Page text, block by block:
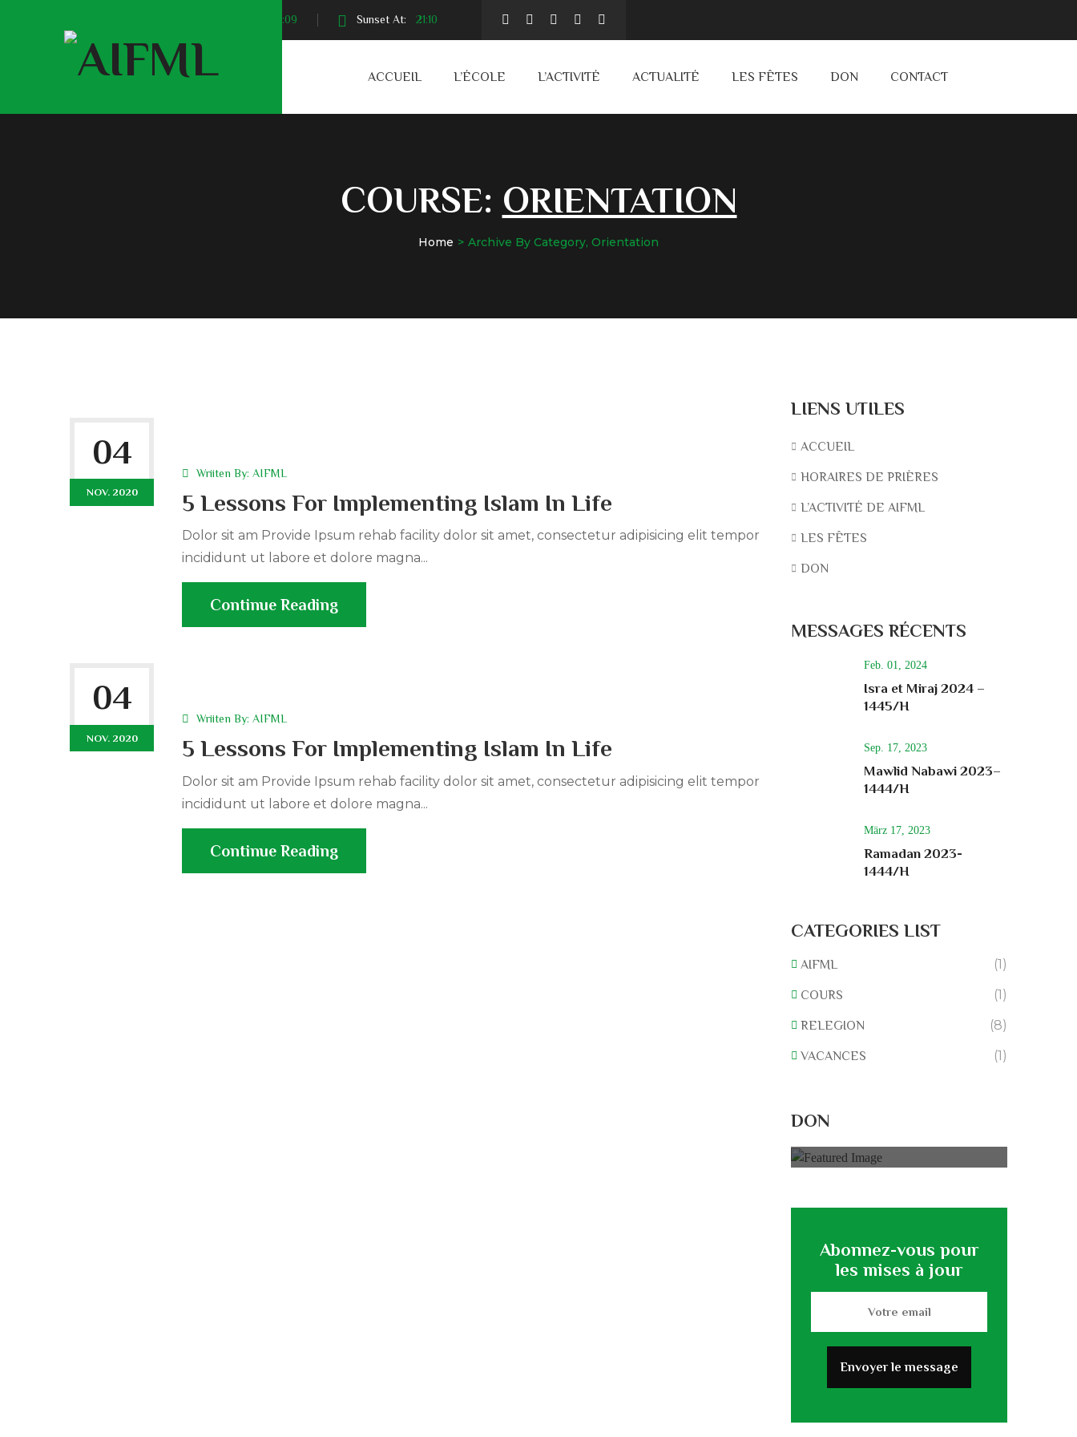
04:09 Sunset At: 21:10
ACCUEIL L’ÉCOLE L’ACTIVITÉ ACTUALITÉ LES FÊTES DON CONTACT
COURSE: ORIENTATION
Home Archive By Category, Orientation
04
NOV. 2020
Wriiten By: AIFML
5 Lessons For Implementing Islam In Life
Dolor sit am Provide Ipsum rehab facility dolor sit amet, consectetur adipisicing elit tempor
incididunt ut labore et dolore magna...
Continue Reading
04
NOV. 2020
Wriiten By: AIFML
5 Lessons For Implementing Islam In Life
Dolor sit am Provide Ipsum rehab facility dolor sit amet, consectetur adipisicing elit tempor
incididunt ut labore et dolore magna...
Continue Reading
LIENS UTILES
ACCUEIL
HORAIRES DE PRIÈRES
L’ACTIVITÉ DE AIFML
LES FÊTES
DON
MESSAGES RÉCENTS
Feb. 01, 2024
Isra et Miraj 2024 –
1445/H
Sep. 17, 2023
Mawlid Nabawi 2023–
1444/H
März 17, 2023
Ramadan 2023-
1444/H
CATEGORIES LIST
AIFML (1)
COURS (1)
RELEGION (8)
VACANCES (1)
DON
Abonnez-vous pour
les mises à jour